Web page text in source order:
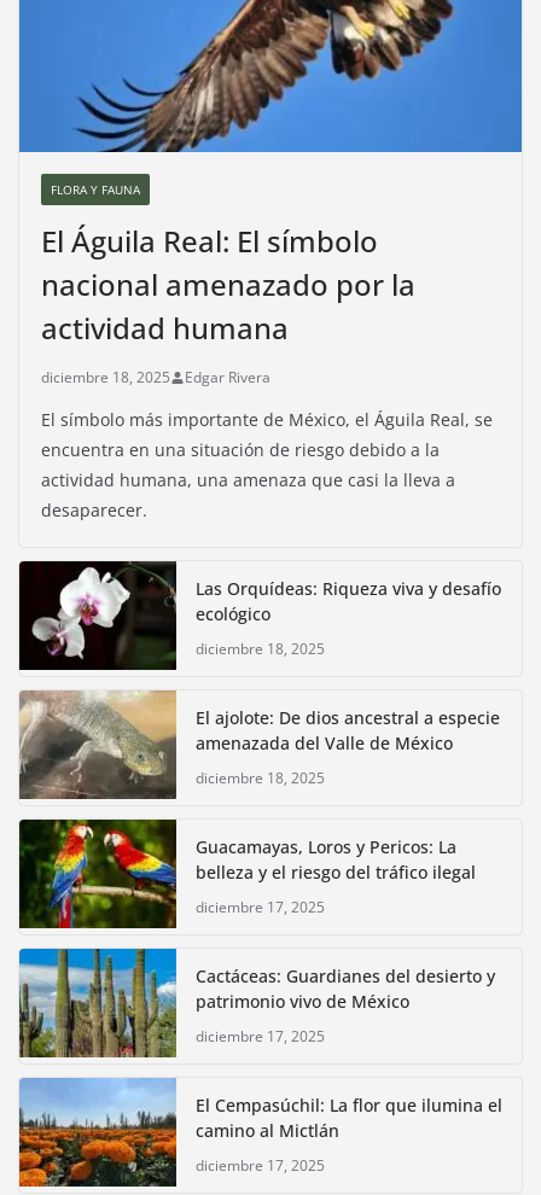
FLORA Y FAUNA
El Águila Real: El símbolo
nacional amenazado por la
actividad humana
diciembre 18, 2025 Edgar Rivera
El símbolo más importante de México, el Águila Real, se
encuentra en una situación de riesgo debido a la
actividad humana, una amenaza que casi la lleva a
desaparecer.
Las Orquídeas: Riqueza viva y desafío
ecológico
diciembre 18, 2025
El ajolote: De dios ancestral a especie
amenazada del Valle de México
diciembre 18, 2025
Guacamayas, Loros y Pericos: La
belleza y el riesgo del tráfico ilegal
diciembre 17, 2025
Cactáceas: Guardianes del desierto y
patrimonio vivo de México
diciembre 17, 2025
El Cempasúchil: La flor que ilumina el
camino al Mictlán
diciembre 17, 2025